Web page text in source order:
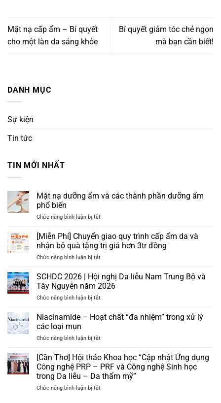
Mặt nạ cấp ẩm – Bí quyết
cho một làn da sáng khỏe
Bí quyết giảm tóc chẻ ngọn
mà bạn cần biết!
DANH MỤC
Sự kiện
Tin tức
TIN MỚI NHẤT
Mặt nạ dưỡng ẩm và các thành phần dưỡng ẩm
phổ biến
Chức năng bình luận bị tắtở
nạ
dưỡng
ẩm
và
thành
phần
ẩm
biến
[Miễn Phí] Chuyển giao quy trình cấp ẩm da và
nhận bộ quà tặng trị giá hơn 3tr đồng
Chức năng bình luận bị tắtở
Phí]
Chuyển
giao
quy
cấp
và
bộ
quà
tặng
giá
SCHDC 2026 | Hội nghị Da liễu Nam Trung Bộ và
Tây Nguyên năm 2026
Chức năng bình luận bị tắtở
2026
|
nghị
liễu
Nam
Trung
Bộ
và
Niacinamide – Hoạt chất “đa nhiệm” trong xử lý
các loại mụn
Chức năng bình luận bị tắtở
–
Hoạt
chất
“đa
nhiệm”
[Cần Thơ] Hội thảo Khoa học “Cập nhật Ứng dụng
Công nghệ PRP – PRF và Công nghệ Sinh học
trong Da liễu – Da thẩm mỹ”
Chức năng bình luận bị tắtở